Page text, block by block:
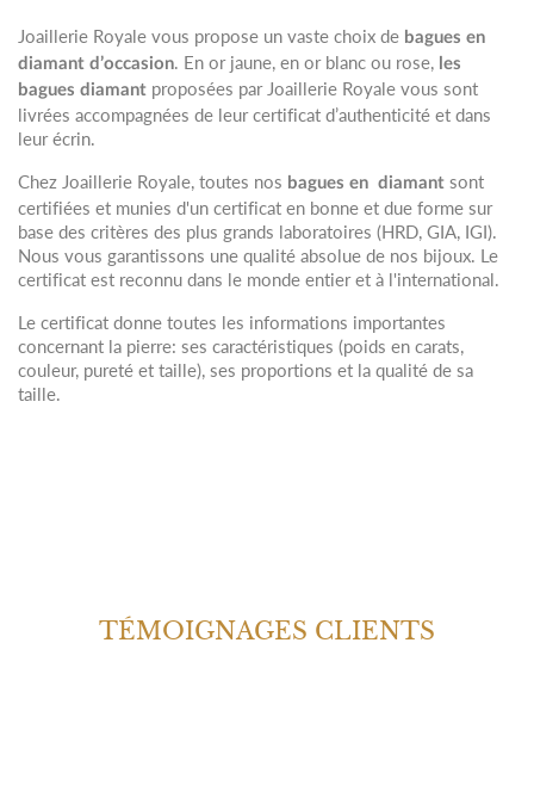
Joaillerie Royale vous propose un vaste choix de bagues en
diamant d’occasion . En or jaune, en or blanc ou rose,
les
bagues diamant proposées par Joaillerie Royale vous sont
livrées accompagnées de leur certificat d’authenticité et dans
leur écrin.
Chez Joaillerie Royale, toutes nos bagues en diamant sont
certifiées et munies d'un certificat en bonne et due forme sur
base des critères des plus grands laboratoires (HRD, GIA, IGI).
Nous vous garantissons une qualité absolue de nos bijoux. Le
certificat est reconnu dans le monde entier et à l'international.
Le certificat donne toutes les informations importantes
concernant la pierre: ses caractéristiques (poids en carats,
couleur, pureté et taille), ses proportions et la qualité de sa
taille.
TÉMOIGNAGES CLIENTS